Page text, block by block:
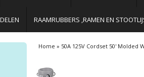
RAAMRUBBERS ,RAMEN EN
Home » 50A 125V Cordset 50' Molded